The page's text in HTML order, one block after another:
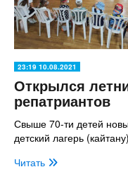
23:19 10.08.2021
Открылся
репатриантов
Свыше 70-ти детей
детский лагерь
Читать